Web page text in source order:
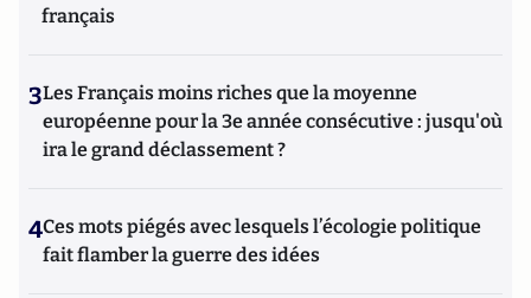
français
3Les Français moins riches que la moyenne
européenne pour la 3e année consécutive : jusqu'où
ira le grand déclassement ?
4Ces mots piégés avec lesquels l’écologie politique
fait flamber la guerre des idées